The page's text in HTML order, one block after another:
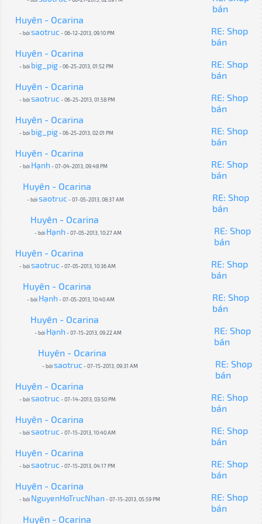
bán
Huyên - Ocarina
- bởisaotruc- 06-12-2013, 09:10 PM
RE: Shop
bán
Huyên - Ocarina
- bởi big_pig- 06-25-2013, 01:52 PM
RE: Shop
bán
Huyên - Ocarina
- bởisaotruc- 06-25-2013, 01:58 PM
RE: Shop
bán
Huyên - Ocarina
- bởi big_pig- 06-25-2013, 02:01 PM
RE: Shop
bán
Huyên - Ocarina
- bởi Hạnh - 07-04-2013, 09:48 PM
RE: Shop
bán
Huyên - Ocarina
- bởisaotruc- 07-05-2013, 08:37 AM
RE: Shop
bán
Huyên - Ocarina
- bởi Hạnh - 07-05-2013, 10:27 AM
RE: Shop
bán
Huyên - Ocarina
- bởisaotruc- 07-05-2013, 10:36 AM
RE: Shop
bán
Huyên - Ocarina
- bởi Hạnh - 07-05-2013, 10:40 AM
RE: Shop
bán
Huyên - Ocarina
- bởi Hạnh - 07-15-2013, 09:22 AM
RE: Shop
bán
Huyên - Ocarina
- bởisaotruc- 07-15-2013, 09:31 AM
RE: Shop
bán
Huyên - Ocarina
- bởisaotruc- 07-14-2013, 03:50 PM
RE: Shop
bán
Huyên - Ocarina
- bởisaotruc- 07-15-2013, 10:40 AM
RE: Shop
bán
Huyên - Ocarina
- bởisaotruc- 07-15-2013, 04:17 PM
RE: Shop
bán
Huyên - Ocarina
- bởi NguyenHoTrucNhan - 07-15-2013, 05:59 PM
RE: Shop
bán
Huyên - Ocarina